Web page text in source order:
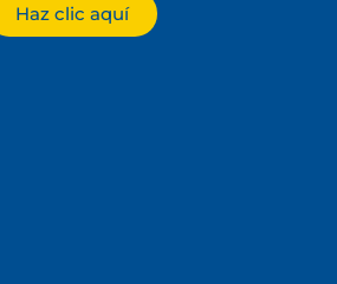
Haz clic aquí